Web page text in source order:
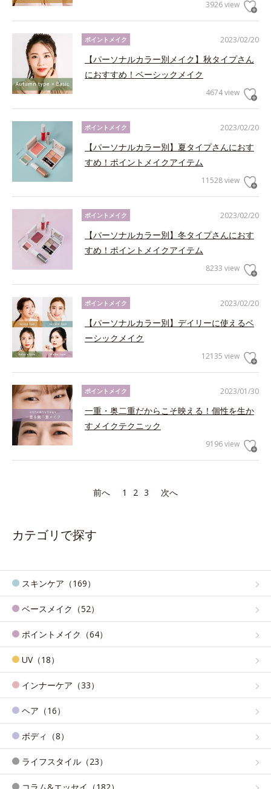
3926 view
2023/02/20
ポイントメイク
【パーソナルカラー別メイク】秋タイプさん
におすすめ！ベーシックメイク
4674 view
2023/02/20
ポイントメイク
【パーソナルカラー別】夏タイプさんにおす
すめ！ポイントメイクアイテム
11528 view
2023/02/20
ポイントメイク
【パーソナルカラー別】冬タイプさんにおす
すめ！ポイントメイクアイテム
8233 view
2023/02/20
ポイントメイク
【パーソナルカラー別】デイリーに使えるベ
ーシックメイク
12135 view
2023/01/30
ポイントメイク
一重・奥二重だからこそ映える！個性を生か
すメイクテクニック
9196 view
前へ 1 2 3 次へ
カテゴリで探す
スキンケア（169）
ベースメイク（52）
ポイントメイク（64）
UV（18）
インナーケア（33）
ヘア（16）
ボディ（8）
ライフスタイル（23）